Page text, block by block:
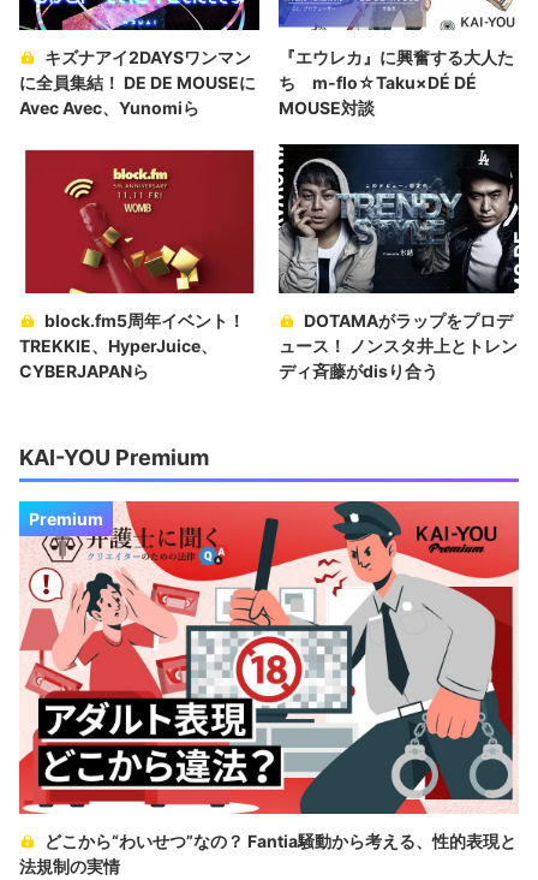
キズナアイ2DAYSワンマン
に全員集結！ DE DE MOUSEに
Avec Avec、Yunomiら
『エウレカ』に興奮する大人た
ち m-flo☆Taku×DÉ DÉ
MOUSE対談
block.fm5周年イベント！
TREKKIE、HyperJuice、
CYBERJAPANら
DOTAMAがラップをプロデ
ュース！ ノンスタ井上とトレン
ディ斉藤がdisり合う
KAI-YOU Premium
Premium
どこから“わいせつ”なの？ Fantia騒動から考える、性的表現と
法規制の実情